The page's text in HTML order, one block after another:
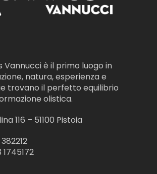
Vannucci è il primo luogo in
natura, esperienza e
trovano il perfetto equilibrio
olistica.
116 – 51100 Pistoia
1745172